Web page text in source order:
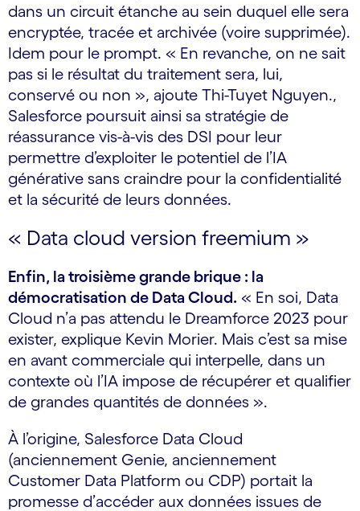
dans un circuit étanche au sein duquel elle sera
encryptée, tracée et archivée (voire supprimée).
Idem pour le prompt. « En revanche, on ne sait
pas si le résultat du traitement sera, lui,
conservé ou non », ajoute Thi-Tuyet Nguyen.,
Salesforce poursuit ainsi sa stratégie de
réassurance vis-à-vis des DSI pour leur
permettre d’exploiter le potentiel de l’IA
générative sans craindre pour la confidentialité
et la sécurité de leurs données.
« Data cloud version freemium »
Enfin, la troisième grande brique : la
démocratisation de Data Cloud. « En soi, Data
Cloud n’a pas attendu le Dreamforce 2023 pour
exister, explique Kevin Morier. Mais c’est sa mise
en avant commerciale qui interpelle, dans un
contexte où l’IA impose de récupérer et qualifier
de grandes quantités de données ».
À l’origine, Salesforce Data Cloud
(anciennement Genie, anciennement
Customer Data Platform ou CDP) portait la
promesse d’accéder aux données issues de